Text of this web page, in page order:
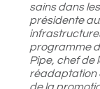
sains dans
présidente
programme
Pipe, chef de
réadaptation
de la